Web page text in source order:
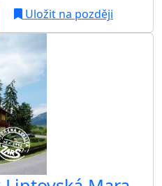
Uložit na později